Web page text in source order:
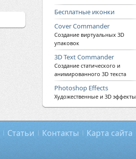
Бесплатные иконки
Cover Commander
Создание виртуальных 3D
упаковок
3D Text Commander
Создание статического и
анимированного 3D текста
Photoshop Effects
Художественные и 3D эффекты
Статьи Контакты Карта сайта